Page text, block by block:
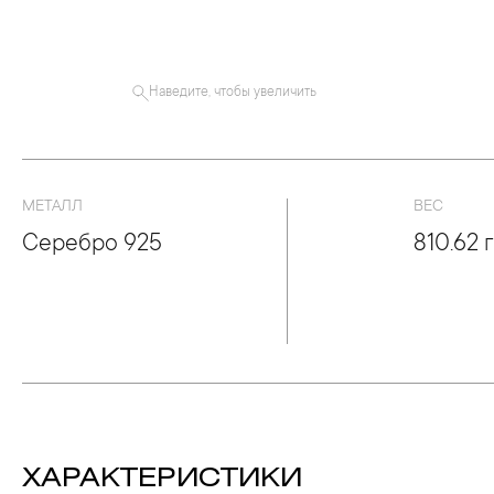
Наведите, чтобы увеличить
МЕТАЛЛ
Серебро 925
ВЕС
810.62 г
ХАРАКТЕРИСТИКИ